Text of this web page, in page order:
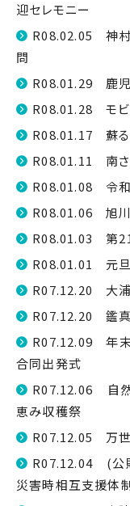
迎セレモニー
R08.02.05 神村
問
R08.01.29 鹿
R08.01.28 モビ
R08.01.17 蘇
R08.01.11 南
R08.01.08 令和
R08.01.06 旭
R08.01.03 第
R08.01.01 元旦
R07.12.20 大浦
R07.12.20 鑑
R07.12.09 年末
合同出発式
R07.12.06 自
恵み収穫祭
R07.12.05 万
R07.12.04 (公
災害時相互支援体